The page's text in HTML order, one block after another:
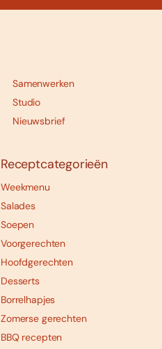
Samenwerken
Studio
Nieuwsbrief
Receptcategorieën
Weekmenu
Salades
Soepen
Voorgerechten
Hoofdgerechten
Desserts
Borrelhapjes
Zomerse gerechten
BBQ recepten